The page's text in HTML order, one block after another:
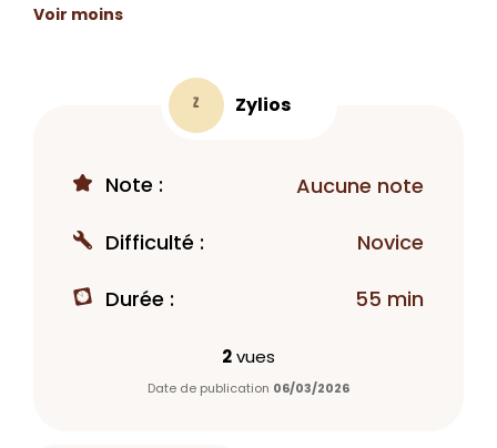
Voir moins
Z Zylios
Note : Aucune note
Difficulté : Novice
Durée : 55 min
2vues
Date de publication 06/03/2026